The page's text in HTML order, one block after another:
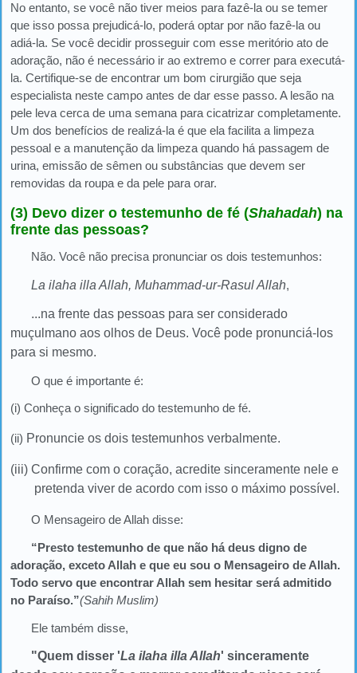
No entanto, se você não tiver meios para fazê-la ou se temer
que isso possa prejudicá-lo, poderá optar por não fazê-la ou
adiá-la. Se você decidir prosseguir com esse meritório ato de
adoração, não é necessário ir ao extremo e correr para executá-
la. Certifique-se de encontrar um bom cirurgião que seja
especialista neste campo antes de dar esse passo. A lesão na
pele leva cerca de uma semana para cicatrizar completamente.
Um dos benefícios de realizá-la é que ela facilita a limpeza
pessoal e a manutenção da limpeza quando há passagem de
urina, emissão de sêmen ou substâncias que devem ser
removidas da roupa e da pele para orar.
(3) Devo dizer o testemunho de fé (Shahadah) na
frente das pessoas?
Não. Você não precisa pronunciar os dois testemunhos:
La ilaha illa Allah, Muhammad-ur-Rasul Allah,
...na frente das pessoas para ser considerado
muçulmano aos olhos de Deus. Você pode pronunciá-los
para si mesmo.
O que é importante é:
(i) Conheça o significado do testemunho de fé.
(ii) Pronuncie os dois testemunhos verbalmente.
(iii) Confirme com o coração, acredite sinceramente nele e
pretenda viver de acordo com isso o máximo possível.
O Mensageiro de Allah disse:
“Presto testemunho de que não há deus digno de
adoração, exceto Allah e que eu sou o Mensageiro de Allah.
Todo servo que encontrar Allah sem hesitar será admitido
no Paraíso.”(Sahih Muslim)
Ele também disse,
"Quem disser 'La ilaha illa Allah' sinceramente